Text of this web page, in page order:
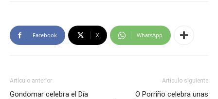
Facebook X WhatsApp
Artículo anterior
Gondomar celebra el Día
Artículo siguiente
O Porriño celebra unas